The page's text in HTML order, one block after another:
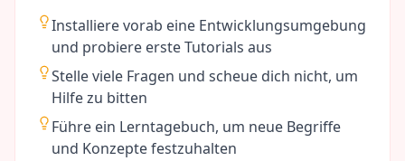
Installiere vorab eine Entwicklungsumgebung
und probiere erste Tutorials aus
Stelle viele Fragen und scheue dich nicht, um
Hilfe zu bitten
Führe ein Lerntagebuch, um neue Begriffe
und Konzepte festzuhalten